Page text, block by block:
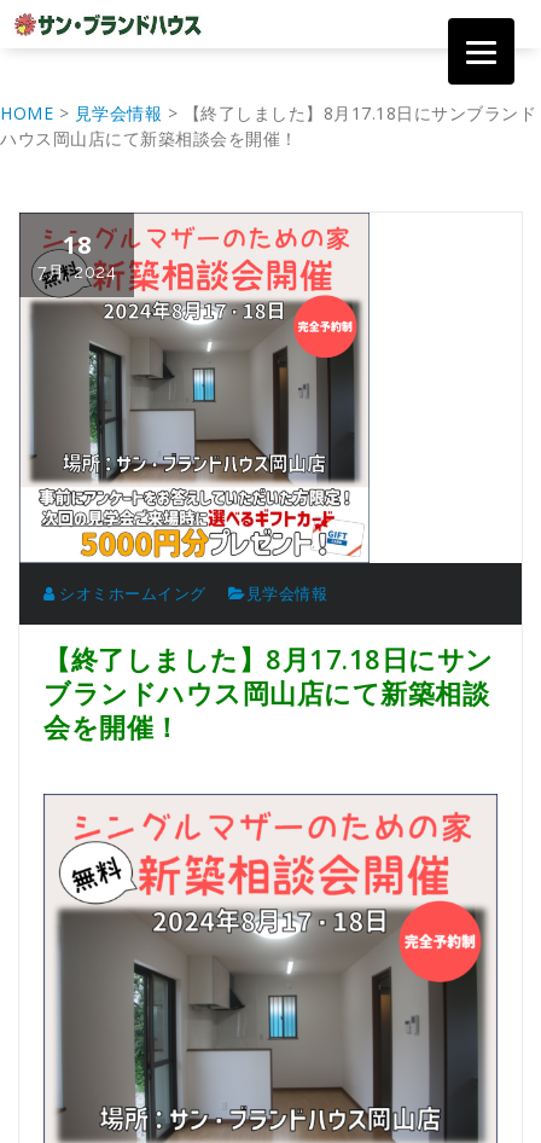
テ
ン
HOME > 見学会情報 >
【終了しました】8月17.18日にサンブランド
ハウス岡山店にて新築相談会を開催！
18
7月, 2024
シオミホームイング 見学会情報
【終了しました】8月17.18日にサン
ブランドハウス岡山店にて新築相談
会を開催！